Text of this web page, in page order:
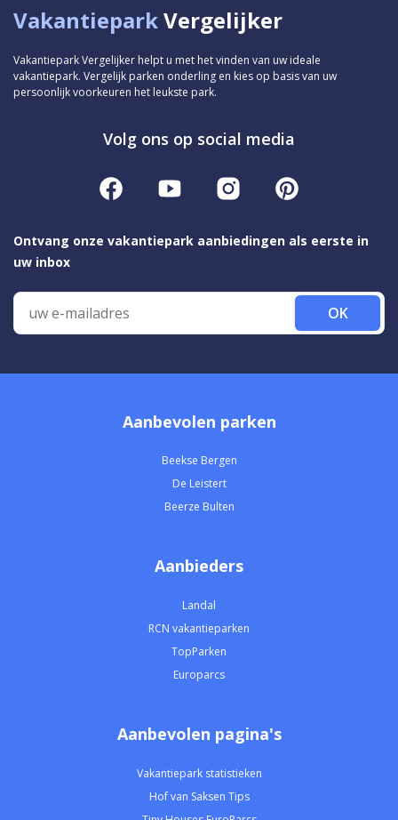
VakantieparkVergelijker
Vakantiepark Vergelijker helpt u met het vinden van uw ideale
vakantiepark. Vergelijk parken onderling en kies op basis van uw
persoonlijk voorkeuren het leukste park.
Volg ons op social media
Ontvang onze vakantiepark aanbiedingen als eerste in
uw inbox
OK
Aanbevolen parken
Beekse Bergen
De Leistert
Beerze Bulten
Aanbieders
Landal
RCN vakantieparken
TopParken
Europarcs
Aanbevolen pagina's
Vakantiepark statistieken
Hof van Saksen Tips